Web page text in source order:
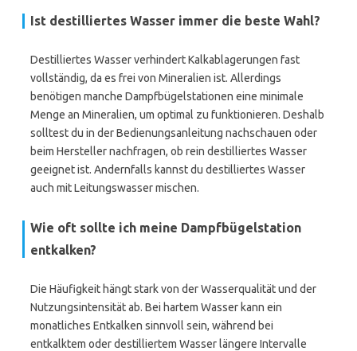
Ist destilliertes Wasser immer die beste Wahl?
Destilliertes Wasser verhindert Kalkablagerungen fast
vollständig, da es frei von Mineralien ist. Allerdings
benötigen manche Dampfbügelstationen eine minimale
Menge an Mineralien, um optimal zu funktionieren. Deshalb
solltest du in der Bedienungsanleitung nachschauen oder
beim Hersteller nachfragen, ob rein destilliertes Wasser
geeignet ist. Andernfalls kannst du destilliertes Wasser
auch mit Leitungswasser mischen.
Wie oft sollte ich meine Dampfbügelstation
entkalken?
Die Häufigkeit hängt stark von der Wasserqualität und der
Nutzungsintensität ab. Bei hartem Wasser kann ein
monatliches Entkalken sinnvoll sein, während bei
entkalktem oder destilliertem Wasser längere Intervalle